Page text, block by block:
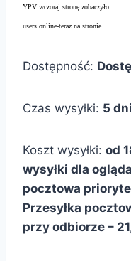
YPV wczoraj stronę zobaczyło
users online-teraz na stronie
Dostępność:
Czas wysyłki: 5 dni
Koszt wysyłki: od
wysyłki dla
pocztowa
Przesyłka
przy odbiorze –